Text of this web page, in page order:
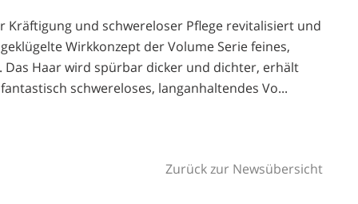
Kräftigung und schwereloser Pflege revitalisiert und
Wirkkonzept der Volume Serie feines,
Das Haar wird spürbar dicker und dichter, erhält
schwereloses, langanhaltendes Vo...
Zurück zur Newsübersicht